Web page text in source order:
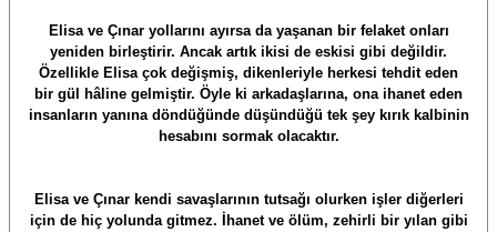
Elisa ve Çınar yollarını ayırsa da yaşanan bir felaket onları
yeniden birleştirir. Ancak artık ikisi de eskisi gibi değildir.
Özellikle Elisa çok değişmiş, dikenleriyle herkesi tehdit eden
bir gül hâline gelmiştir. Öyle ki arkadaşlarına, ona ihanet eden
insanların yanına döndüğünde düşündüğü tek şey kırık kalbinin
hesabını sormak olacaktır.
Elisa ve Çınar kendi savaşlarının tutsağı olurken işler diğerleri
için de hiç yolunda gitmez. İhanet ve ölüm, zehirli bir yılan gibi